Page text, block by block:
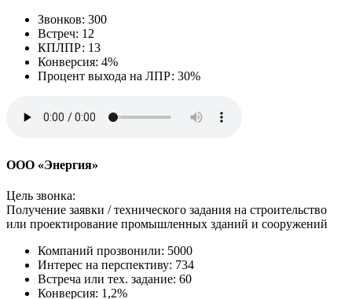
Звонков: 300
Встреч: 12
КПЛПР: 13
Конверсия: 4%
Процент выхода на ЛПР: 30%
ООО «Энергия»
Цель звонка:
Получение заявки / технического задания на строительство
или проектирование промышленных зданий и сооружений
Компаний прозвонили: 5000
Интерес на перспективу: 734
Встреча или тех. задание: 60
Конверсия: 1,2%